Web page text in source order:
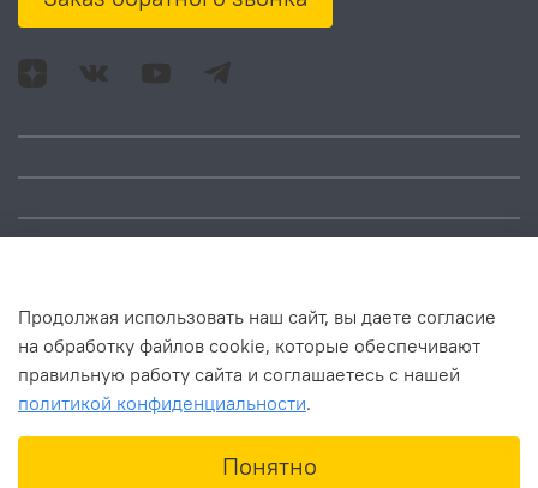
В корзину
Адрес: Москва, ул.
Продолжая использовать наш сайт, вы даете согласие
на обработку файлов cookie, которые обеспечивают
правильную работу сайта и соглашаетесь с нашей
политикой конфиденциальности.
Понятно